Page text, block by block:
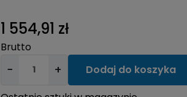
1 554,91 zł
Brutto
− + Dodaj do koszyka